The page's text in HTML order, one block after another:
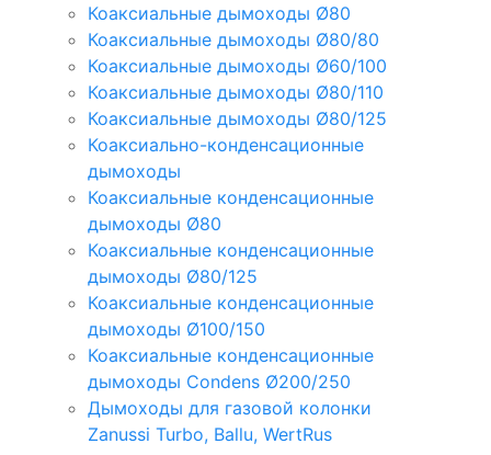
Коаксиальные дымоходы Ø80
Коаксиальные дымоходы Ø80/80
Коаксиальные дымоходы Ø60/100
Коаксиальные дымоходы Ø80/110
Коаксиальные дымоходы Ø80/125
Коаксиально-конденсационные
дымоходы
Коаксиальные конденсационные
дымоходы Ø80
Коаксиальные конденсационные
дымоходы Ø80/125
Коаксиальные конденсационные
дымоходы Ø100/150
Коаксиальные конденсационные
дымоходы Condens Ø200/250
Дымоходы для газовой колонки
Zanussi Turbo, Ballu, WertRus